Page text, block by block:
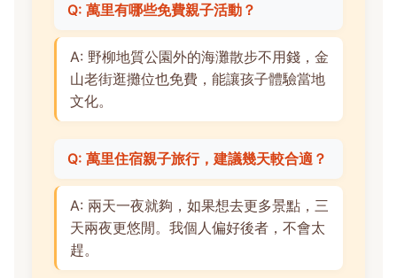
Q: 萬里有哪些免費親子活動？
A: 野柳地質公園外的海灘散步不用錢，金
山老街逛攤位也免費，能讓孩子體驗當地
文化。
Q: 萬里住宿親子旅行，建議幾天較合適？
A: 兩天一夜就夠，如果想去更多景點，三
天兩夜更悠閒。我個人偏好後者，不會太
趕。